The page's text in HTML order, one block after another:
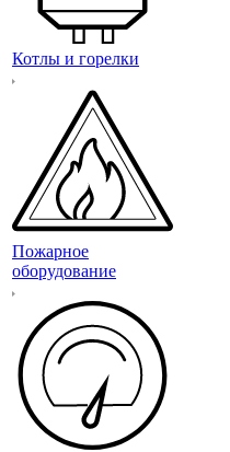
Котлы и горелки
Пожарное
оборудование